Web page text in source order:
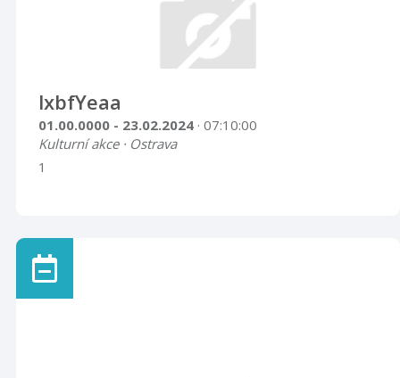
lxbfYeaa
01.00.0000 - 23.02.2024 · 07:10:00
Kulturní akce · Ostrava
1